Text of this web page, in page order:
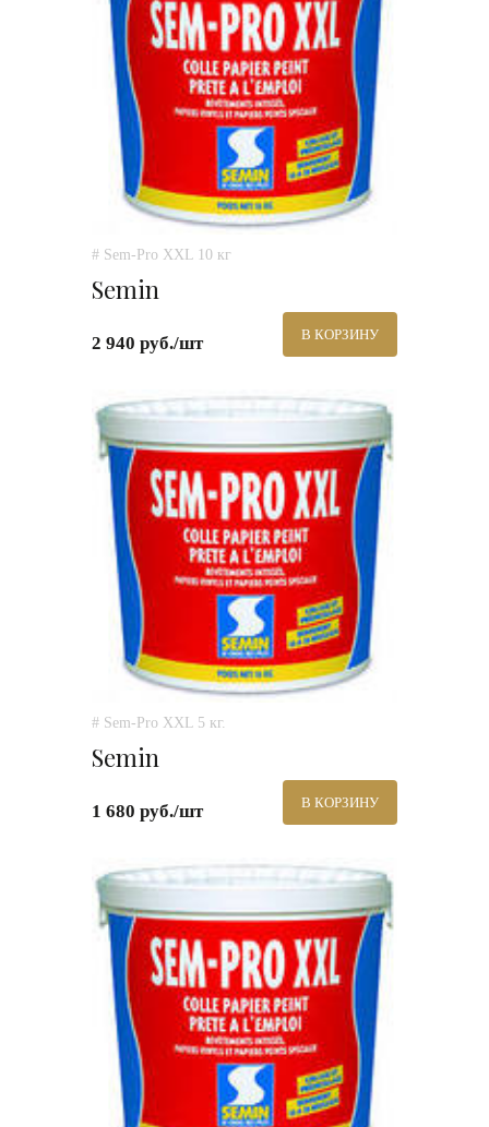
# Sem-Pro XXL 10 кг
Semin
2 940 руб./шт В КОРЗИНУ
# Sem-Pro XXL 5 кг.
Semin
1 680 руб./шт В КОРЗИНУ